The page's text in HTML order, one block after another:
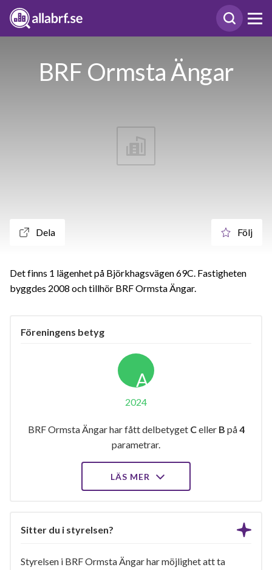
BRF Ormsta Ängar
Dela Följ
Det finns 1 lägenhet på Björkhagsvägen 69C. Fastigheten
byggdes 2008 och tillhör BRF Ormsta Ängar.
Föreningens betyg
A
2024
BRF Ormsta Ängar har fått delbetyget Celler B på4
parametrar.
LÄS MER
Sitter du i styrelsen?
Styrelsen i BRF Ormsta Ängar har möjlighet att ta